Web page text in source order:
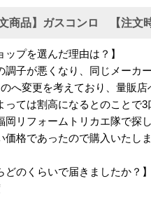
文商品】ガスコンロ 【注文
ップを選んだ理由は？】
調子が悪くなり、同じメーカ
へ変更を考えており、量販
っては割高になるとのことで
岡リフォームトリカエ隊で探
価格であったので購入いたし
どのくらいで届きましたか？